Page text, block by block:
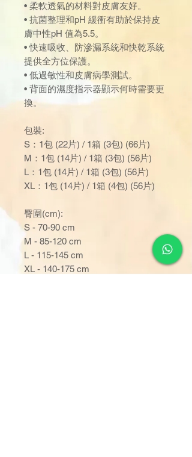
• 柔軟透氣的材料對皮膚友好。
• 抗菌整理和pH 緩衝有助於保持皮
膚中性pH 值為5.5。
• 快速吸收、防滲漏系統和快乾系統
提供全方位保護。
• 低過敏性和皮膚病學測試。
• 背面的濕度指示器顯示何時需要更
換。
包裝:
S：1包 (22片) / 1箱 (3包) (66片)
M：1包 (14片) / 1箱 (3包) (56片)
L：1包 (14片) / 1箱 (3包) (56片)
XL：1包 (14片) / 1箱 (4包) (56片)
臀圍(cm):
S - 70-90 cm
M - 85-120 cm
L - 115-145 cm
XL - 140-175 cm